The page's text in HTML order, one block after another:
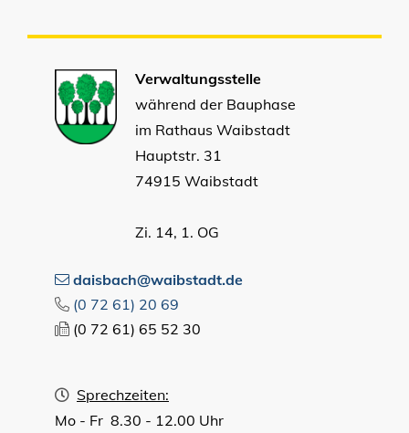
Verwaltungsstelle
während der Bauphase
im Rathaus Waibstadt
Hauptstr. 31
74915 Waibstadt
Zi. 14, 1. OG
daisbach@waibstadt.de
(0 72 61) 20 69
(0 72 61) 65 52 30
Sprechzeiten:
Mo - Fr 8.30 - 12.00 Uhr